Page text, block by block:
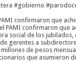
confirmaron que